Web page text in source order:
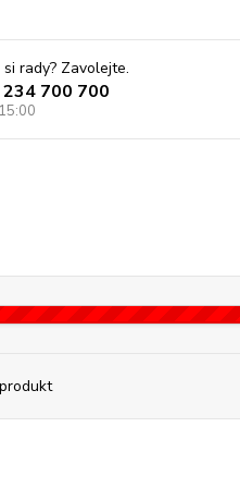
rady? Zavolejte.
700 700